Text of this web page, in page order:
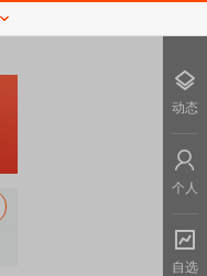
动态
个人
自选